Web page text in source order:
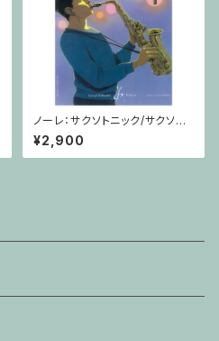
ノーレ：サクソトニック/サクソフ
ォーン・CD
¥2,900